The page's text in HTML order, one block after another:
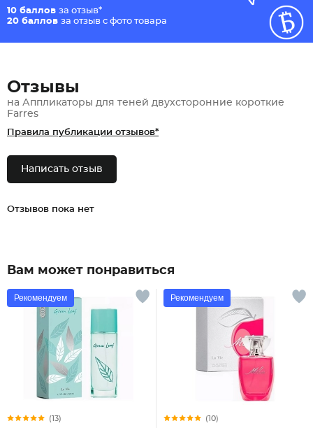
10 баллов за отзыв*
20 баллов за отзыв с фото товара
Отзывы
на Аппликаторы для теней двухсторонние короткие
Farres
Правила публикации отзывов*
Написать отзыв
Отзывов пока нет
Вам может понравиться
Рекомендуем
(13)
Рекомендуем
(10)